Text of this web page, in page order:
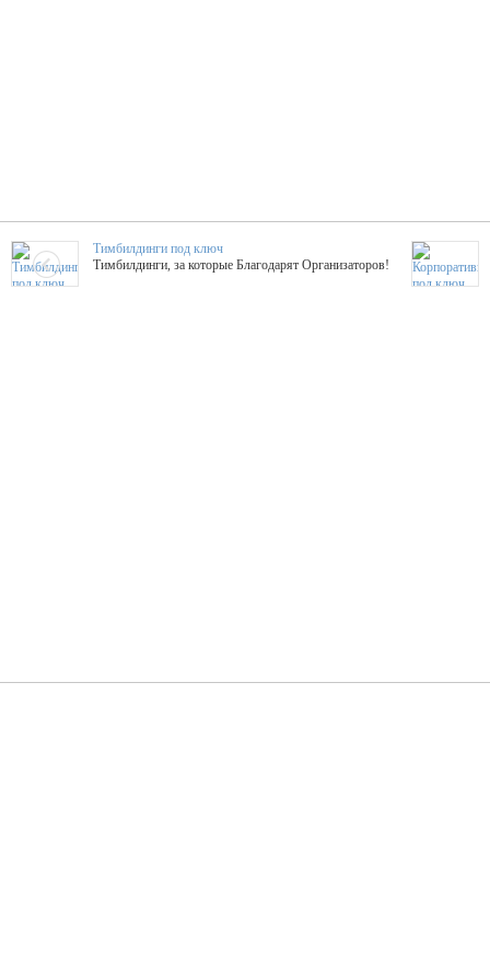
Тимбилдинги под ключ
Тимбилдинги, за которые Благодарят Организаторов!